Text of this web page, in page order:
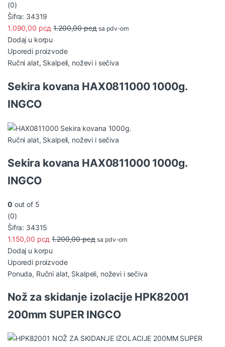
(0)
Šifra: 34319
1.090,00 рсд 1.200,00рсд sa pdv-om
Dodaj u korpu
Uporedi proizvode
Ručni alat, Skalpeli, noževi i sečiva
Sekira kovana HAX0811000 1000g.
INGCO
Ručni alat, Skalpeli, noževi i sečiva
Sekira kovana HAX0811000 1000g.
INGCO
0 out of 5
(0)
Šifra: 34315
1.150,00 рсд 1.200,00рсд sa pdv-om
Dodaj u korpu
Uporedi proizvode
Ponuda, Ručni alat, Skalpeli, noževi i sečiva
Nož za skidanje izolacije HPK82001
200mm SUPER INGCO